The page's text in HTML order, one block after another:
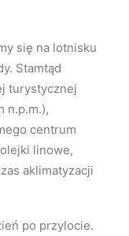
się na lotnisku
Stamtąd
turystycznej
n.p.m.),
centrum
linowe,
aklimatyzacji
po przylocie.